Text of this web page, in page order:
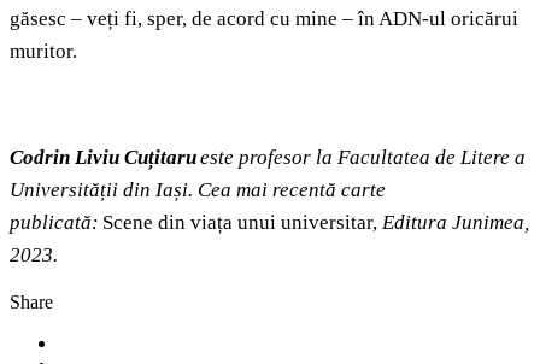
găsesc – veți fi, sper, de acord cu mine – în ADN-ul oricărui
muritor.
Codrin Liviu Cuțitarueste profesor la Facultatea de Litere a
Universității din Iași. Cea mai recentă carte
publicată: Scene din viața unui universitar, Editura Junimea,
2023.
Share